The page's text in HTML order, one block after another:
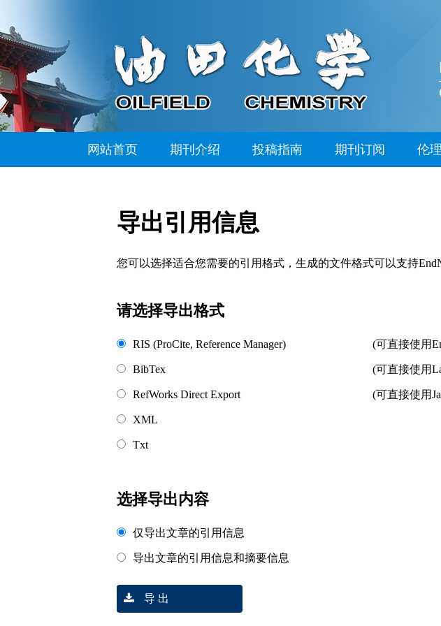
网站首页 期刊介绍 投稿指南 期刊订阅 伦
导出引用信息
您可以选择适合您需要的引用格式，生成的文件格式可以支持
请选择导出格式
RIS (ProCite, Reference Manager) (可直接使用
BibTex (可直接使用
RefWorks Direct Export (可直接使用
XML
Txt
选择导出内容
仅导出文章的引用信息
导出文章的引用信息和摘要信息
导 出